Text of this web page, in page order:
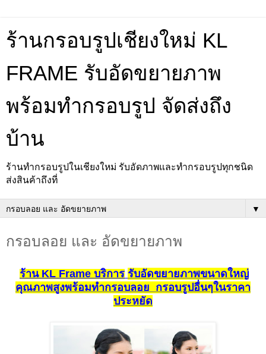
ร้านกรอบรูปเชียงใหม่ KL
FRAME รับอัดขยายภาพ
พร้อมทำกรอบรูป จัดส่งถึง
บ้าน
ร้านทำกรอบรูปในเชียงใหม่ รับอัดภาพและทำกรอบรูปทุกชนิด
ส่งสินค้าถึงที่
▼
กรอบลอย และ อัดขยายภาพ
ร้าน KL Frame บริการ รับอัดขยายภาพขนาดใหญ่
คุณภาพสูงพร้อมทำกรอบลอย กรอบรูปอื่นๆในราคา
ประหยัด